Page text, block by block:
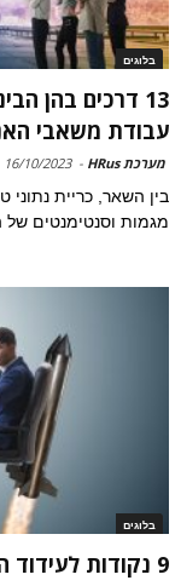
בלוגים
13 דרכים בהן
עבודת משאבי
מערכת HRus -
16/10/2023
בין השאר, כריית
מגמות וסנטימנטים
בלוגים
9 נקודות לעידוד המוטיבציה ומחוברות העובדים